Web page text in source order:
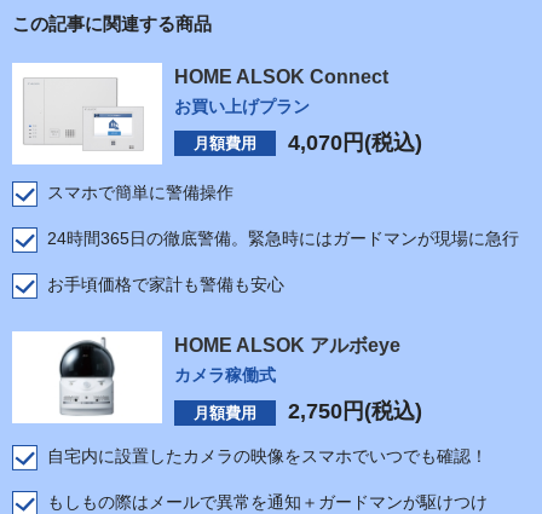
この記事に関連する商品
HOME ALSOK Connect
お買い上げプラン
月額費用 4,070 円(税込)
スマホで簡単に警備操作
24時間365日の徹底警備。緊急時にはガードマンが現場に急行
お手頃価格で家計も警備も安心
HOME ALSOK アルボeye
カメラ稼働式
月額費用 2,750 円(税込)
自宅内に設置したカメラの映像をスマホでいつでも確認！
もしもの際はメールで異常を通知＋ガードマンが駆けつけ